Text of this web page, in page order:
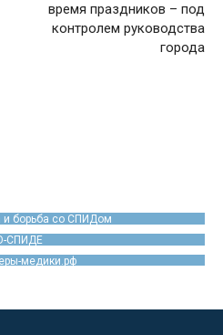
время праздников – под
контролем руководства
города
и борьба со СПИДом
СПИДЕ
медики.рф